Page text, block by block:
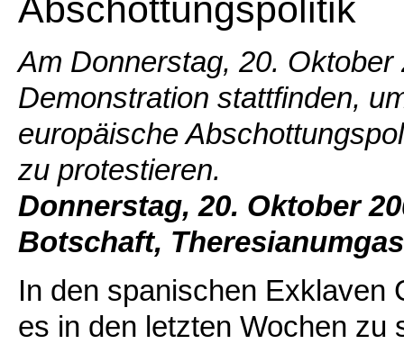
Abschottungspolitik
Am Donnerstag, 20.
Demonstration stattfinden,
europäische
zu protestieren.
Donnerstag, 20. Oktober
Botschaft,
In den spanischen Exklaven
es in den letzten Wochen zu